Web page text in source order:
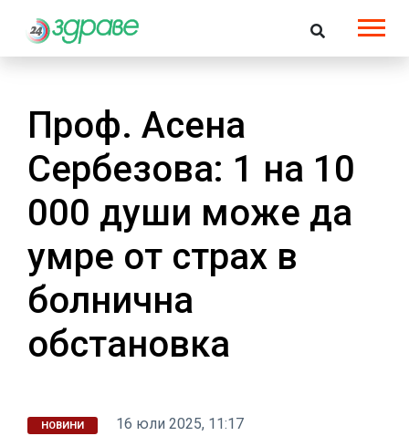
Проф. Асена
Сербезова: 1 на 10
000 души може да
умре от страх в
болнична
обстановка
НОВИНИ
16 юли 2025, 11:17